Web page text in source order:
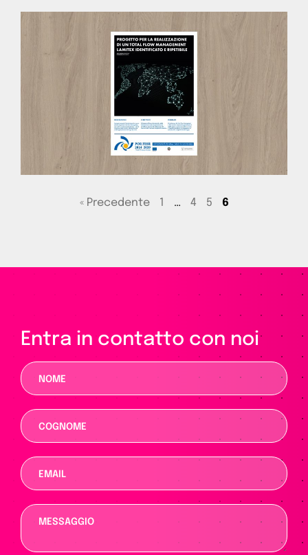
« Precedente 1 … 4 5 6
Entra in contatto con noi